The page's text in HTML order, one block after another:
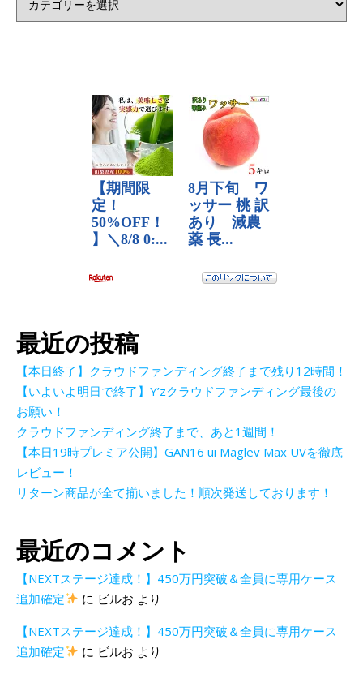
最近の投稿
【本日終了】クラウドファンディング終了まで残り12時間！
【いよいよ明日で終了】Y’zクラウドファンディング最後の
お願い！
クラウドファンディング終了まで、あと1週間！
【本日19時プレミア公開】GAN16 ui Maglev Max UVを徹底
レビュー！
リターン商品が全て揃いました！順次発送しております！
最近のコメント
【NEXTステージ達成！】450万円突破＆全員に専用ケース
追加確定
に ビルお より
【NEXTステージ達成！】450万円突破＆全員に専用ケース
追加確定
に ビルお より